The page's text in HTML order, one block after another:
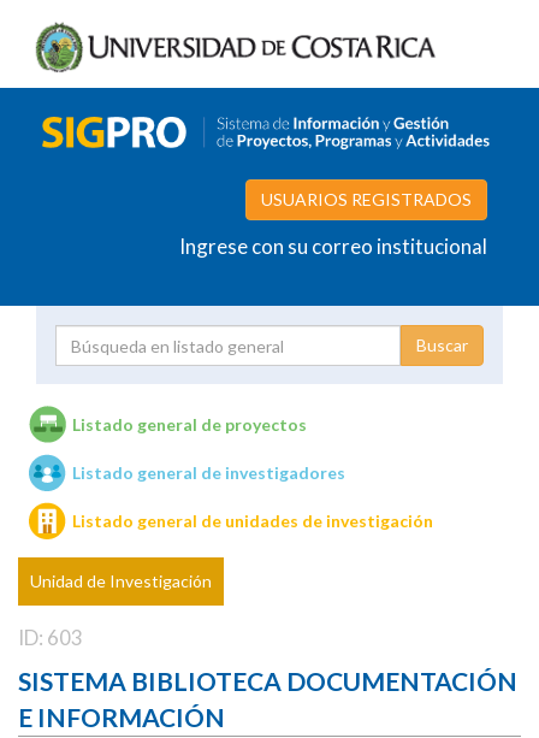
USUARIOS REGISTRADOS
Ingrese con su correo institucional
Unidades de investigación
Listado general de proyectos
Listado general de investigadores
Listado general de unidades de investigación
Unidad de Investigación
ID: 603
SISTEMA BIBLIOTECA DOCUMENTACIÓN
E INFORMACIÓN